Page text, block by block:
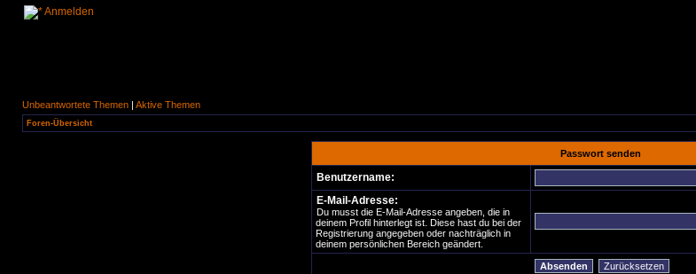
Anmelden
Unbeantwortete Themen | Aktive Themen
Foren-Übersicht
Passwort senden
Benutzername:
E-Mail-Adresse:
Du musst die E-Mail-Adresse angeben, die in
deinem Profil hinterlegt ist. Diese hast du bei der
Registrierung angegeben oder nachträglich in
deinem persönlichen Bereich geändert.